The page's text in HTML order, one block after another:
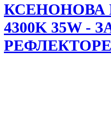
КСЕНОНОВА
4300K 35W -